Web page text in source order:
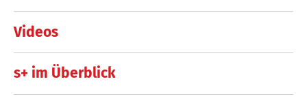
Videos
s+ im Überblick